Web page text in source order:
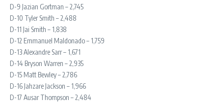
D-9 Jazian Gortman – 2,745
D-10 Tyler Smith – 2,488
D-11 Jai Smith – 1,838
D-12 Emmanuel Maldonado – 1,759
D-13 Alexandre Sarr – 1,671
D-14 Bryson Warren – 2,935
D-15 Matt Bewley – 2,786
D-16 Jahzare Jackson – 1,966
D-17 Ausar Thompson – 2,484